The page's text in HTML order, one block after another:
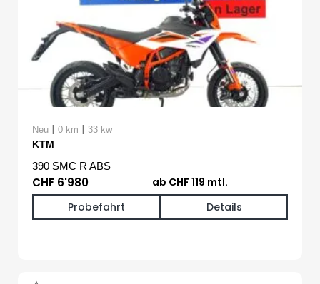
Neu | 0 km | 33 kw
KTM
390 SMC R ABS
CHF 6'980
ab CHF 119 mtl.
Probefahrt
Details